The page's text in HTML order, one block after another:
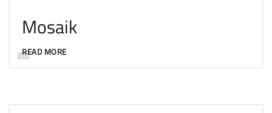
Mosaik
READ MORE